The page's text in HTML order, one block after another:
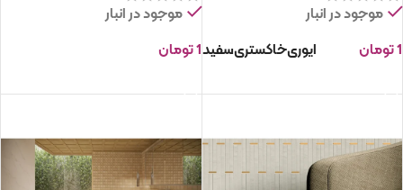
موجود در انبار
1تومان ایوریخاکستریسفید
موجود در انبار
1تومان